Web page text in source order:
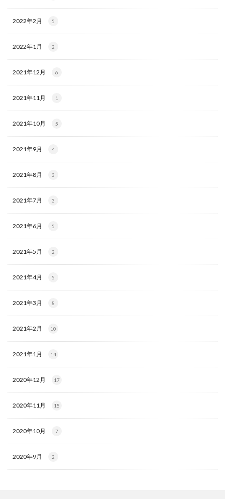
2022年2月 5
2022年1月 2
2021年12月 6
2021年11月 1
2021年10月 5
2021年9月 4
2021年8月 3
2021年7月 3
2021年6月 5
2021年5月 2
2021年4月 5
2021年3月 8
2021年2月 10
2021年1月 14
2020年12月 17
2020年11月 15
2020年10月 7
2020年9月 2